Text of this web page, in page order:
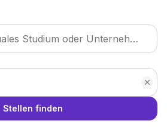
Stellen finden